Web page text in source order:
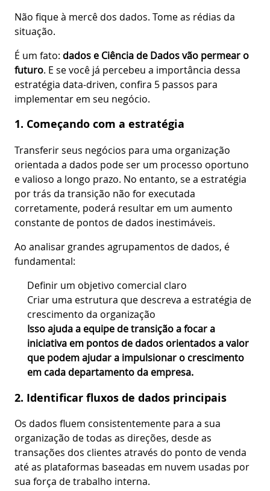
Não fique à mercê dos dados. Tome as rédias da
situação.
É um fato: dados e Ciência de Dados vão permear o
futuro. E se você já percebeu a importância dessa
estratégia data-driven, confira 5 passos para
implementar em seu negócio.
1. Começando com a estratégia
Transferir seus negócios para uma organização
orientada a dados pode ser um processo oportuno
e valioso a longo prazo. No entanto, se a estratégia
por trás da transição não for executada
corretamente, poderá resultar em um aumento
constante de pontos de dados inestimáveis.
Ao analisar grandes agrupamentos de dados, é
fundamental:
Definir um objetivo comercial claro
Criar uma estrutura que descreva a estratégia de
crescimento da organização
Isso ajuda a equipe de transição a focar a
iniciativa em pontos de dados orientados a valor
que podem ajudar a impulsionar o crescimento
em cada departamento da empresa.
2. Identificar fluxos de dados principais
Os dados fluem consistentemente para a sua
organização de todas as direções, desde as
transações dos clientes através do ponto de venda
até as plataformas baseadas em nuvem usadas por
sua força de trabalho interna.